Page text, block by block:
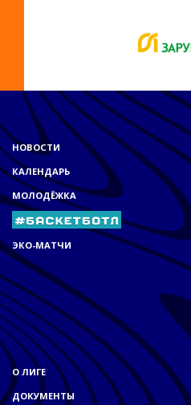
НОВОСТИ
КАЛЕНДАРЬ
МОЛОДЁЖКА
ЭКО-МАТЧИ
О ЛИГЕ
ДОКУМЕНТЫ